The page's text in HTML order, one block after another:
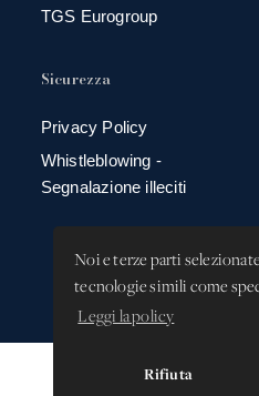
Noi e terze parti
tecnologie simili come
Leggi la policy
Rifiuta
TGS Eurogroup
Sicurezza
Privacy Policy
Whistleblowing -
Segnalazione illeciti